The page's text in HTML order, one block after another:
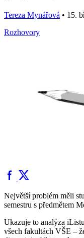
Tereza Mynářová • 15.
Rozhovory
Největší problém měli
semestru s předmětem
Ukazuje to analýza
všech fakultách VŠE –